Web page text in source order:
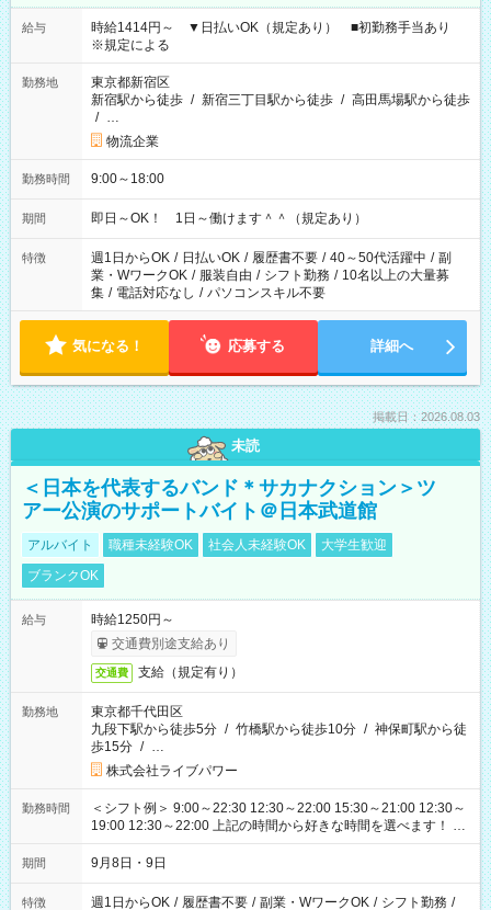
給与
時給1414円～ ▼日払いOK（規定あり） ■初勤務手当あり
※規定による
勤務地
東京都新宿区
新宿駅から徒歩 / 新宿三丁目駅から徒歩 / 高田馬場駅から徒歩
/ …
物流企業
勤務時間 9:00～18:00
期間 即日～OK！ 1日～働けます＾＾（規定あり）
特徴 週1日からOK / 日払いOK / 履歴書不要 / 40～50代活躍中 / 副
業・WワークOK / 服装自由 / シフト勤務 / 10名以上の大量募
集 / 電話対応なし / パソコンスキル不要
気になる！ 応募する 詳細へ
掲載日：2026.08.03
未読
＜日本を代表するバンド＊サカナクション＞ツ
アー公演のサポートバイト＠日本武道館
アルバイト 職種未経験OK 社会人未経験OK
大学生歓迎
ブランクOK
給与
時給1250円～
交通費別途支給あり
交通費 支給（規定有り）
勤務地
東京都千代田区
九段下駅から徒歩5分 / 竹橋駅から徒歩10分 / 神保町駅から徒
歩15分 / …
株式会社ライブパワー
勤務時間
＜シフト例＞ 9:00～22:30 12:30～22:00 15:30～21:00 12:30～
19:00 12:30～22:00 上記の時間から好きな時間を選べます！ ※
時間は変更となる可能性があります
期間 9月8日・9日
特徴 週1日からOK / 履歴書不要 / 副業・WワークOK / シフト勤務 /